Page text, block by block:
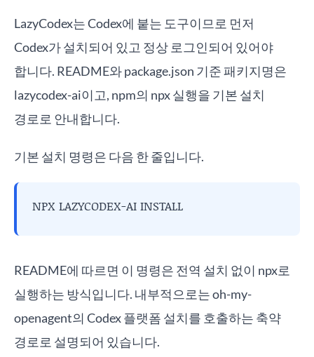
LazyCodex는 Codex에 붙는 도구이므로 먼저
Codex가 설치되어 있고 정상 로그인되어 있어야
합니다. README와 package.json 기준 패키지명은
lazycodex-ai이고, npm의 npx 실행을 기본 설치
경로로 안내합니다.
기본 설치 명령은 다음 한 줄입니다.
NPX LAZYCODEX-AI INSTALL
README에 따르면 이 명령은 전역 설치 없이 npx로
실행하는 방식입니다. 내부적으로는 oh-my-
openagent의 Codex 플랫폼 설치를 호출하는 축약
경로로 설명되어 있습니다.